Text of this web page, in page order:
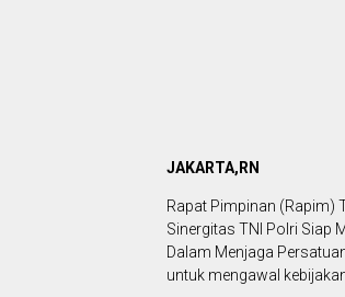
JAKARTA,RN
Rapat Pimpinan (Rapim)
Sinergitas TNI Polri Siap
Dalam Menjaga
untuk mengawal